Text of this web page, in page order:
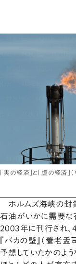
「実の経済」と「虚の経済
ホルムズ海峡の封
石油がいかに需要な
2003年に刊行され、
『バカの壁』（養老
予想していたかのよ